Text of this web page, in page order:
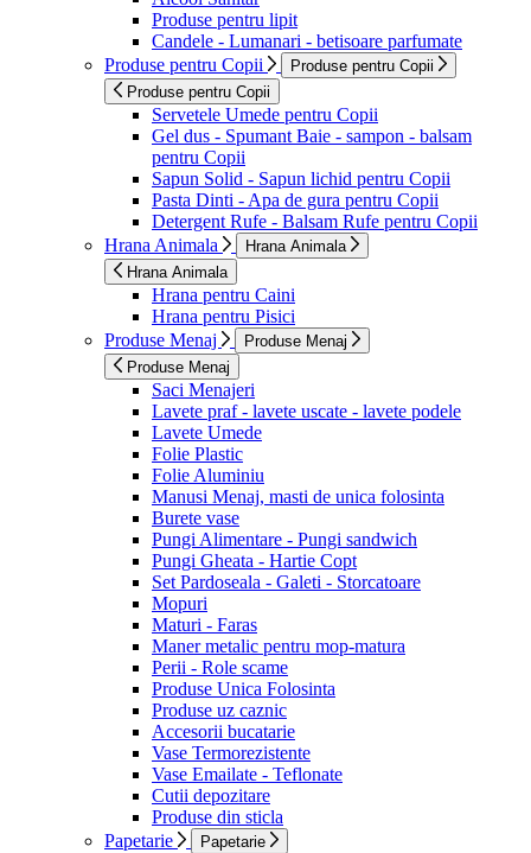
Produse pentru lipit
Candele - Lumanari - betisoare parfumate
Produse pentru Copii
Produse pentru Copii
Produse pentru Copii
Servetele Umede pentru Copii
Gel dus - Spumant Baie - sampon - balsam
pentru Copii
Sapun Solid - Sapun lichid pentru Copii
Pasta Dinti - Apa de gura pentru Copii
Detergent Rufe - Balsam Rufe pentru Copii
Hrana Animala
Hrana Animala
Hrana Animala
Hrana pentru Caini
Hrana pentru Pisici
Produse Menaj
Produse Menaj
Produse Menaj
Saci Menajeri
Lavete praf - lavete uscate - lavete podele
Lavete Umede
Folie Plastic
Folie Aluminiu
Manusi Menaj, masti de unica folosinta
Burete vase
Pungi Alimentare - Pungi sandwich
Pungi Gheata - Hartie Copt
Set Pardoseala - Galeti - Storcatoare
Mopuri
Maturi - Faras
Maner metalic pentru mop-matura
Perii - Role scame
Produse Unica Folosinta
Produse uz caznic
Accesorii bucatarie
Vase Termorezistente
Vase Emailate - Teflonate
Cutii depozitare
Produse din sticla
Papetarie
Papetarie